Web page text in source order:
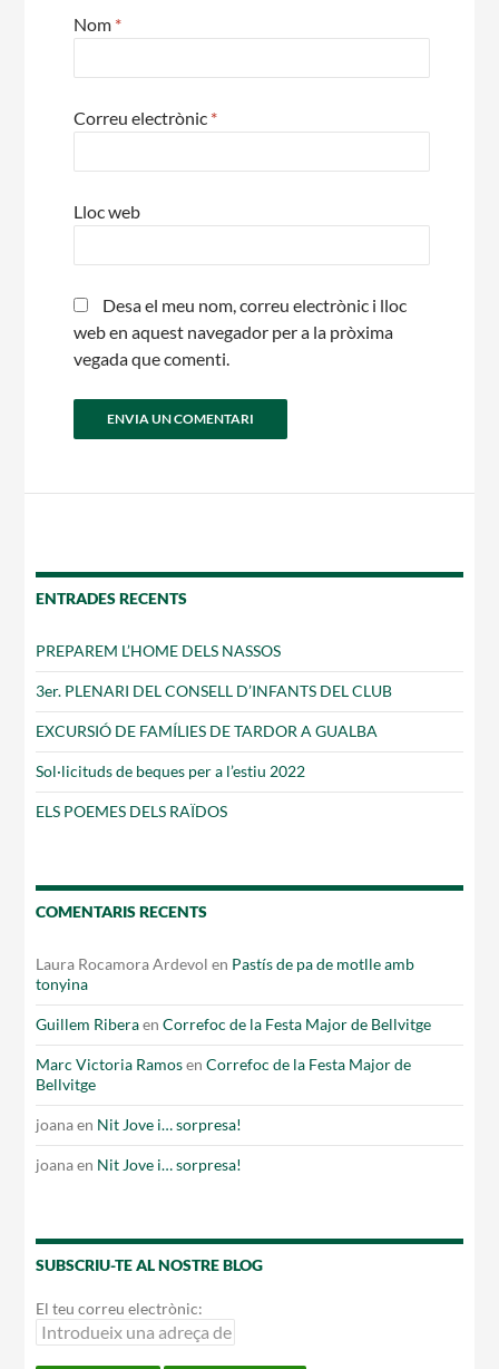
Nom *
Correu electrònic *
Lloc web
Desa el meu nom, correu electrònic i lloc
web en aquest navegador per a la pròxima
vegada que comenti.
ENTRADES RECENTS
PREPAREM L’HOME DELS NASSOS
3er. PLENARI DEL CONSELL D’INFANTS DEL CLUB
EXCURSIÓ DE FAMÍLIES DE TARDOR A GUALBA
Sol·licituds de beques per a l’estiu 2022
ELS POEMES DELS RAÏDOS
COMENTARIS RECENTS
Laura Rocamora Ardevol en Pastís de pa de motlle amb
tonyina
Guillem RiberaenCorrefoc de la Festa Major de Bellvitge
Marc Victoria RamosenCorrefoc de la Festa Major de
Bellvitge
joanaen Nit Jove i… sorpresa!
joanaen Nit Jove i… sorpresa!
SUBSCRIU-TE AL NOSTRE BLOG
El teu correu electrònic: